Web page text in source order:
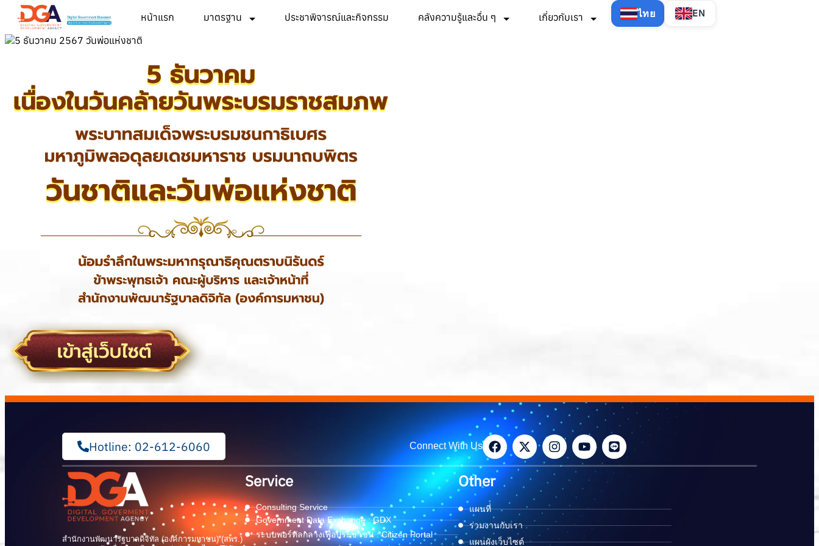
หน้าแรก มาตรฐาน ประชาพิจารณ์และกิจกรรม คลังความรู้และอื่น ๆ เกี่ยวกับเรา ไทย EN
Hotline: 02-612-6060 Connect With Us
สำนักงานพัฒนารัฐบาลดิจิทัล (องค์การมหาชน) (สพร.)
Service
Consulting Service
Government Data Exchange : GDX
ระบบพอร์ทัลกลางเพื่อประชาชน : Citizen Portal
Other
แผนที่
ร่วมงานกับเรา
แผนผังเว็บไซต์